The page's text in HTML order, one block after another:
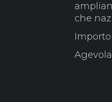
che
Importo